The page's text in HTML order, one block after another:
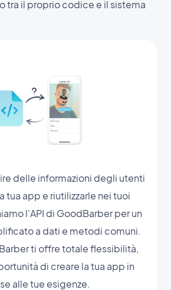
tra il proprio codice e il sistema
delle informazioni degli utenti
tua app e riutilizzarle nei tuoi
l'API di GoodBarber per un
a dati e metodi comuni.
ti offre totale flessibilità,
di creare la tua app in
alle tue esigenze.